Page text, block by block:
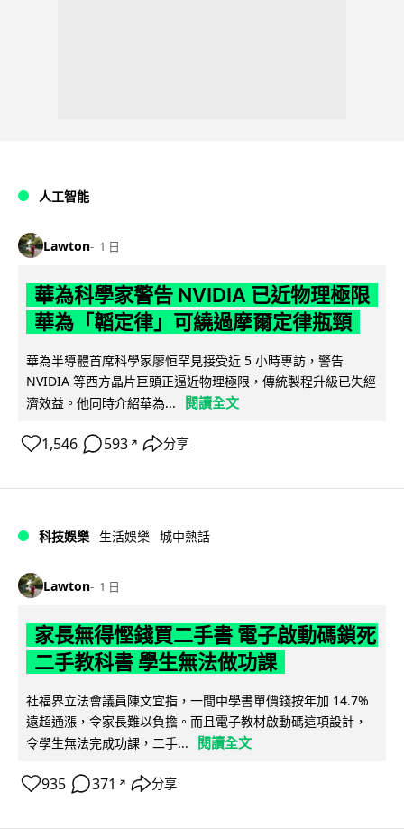
人工智能
Lawton 1 日
華為科學家警告 NVIDIA 已近物理極限
華為「韜定律」可繞過摩爾定律瓶頸
華為半導體首席科學家廖恒罕見接受近 5 小時專訪，警告
NVIDIA 等西方晶片巨頭正逼近物理極限，傳統製程升級已失經
濟效益。他同時介紹華為...
閱讀全文
1,546 593 ↗ 分享
科技娛樂 生活娛樂 城中熱話
Lawton 1 日
家長無得慳錢買二手書 電子啟動碼鎖死
二手教科書 學生無法做功課
社福界立法會議員陳文宜指，一間中學書單價錢按年加 14.7%
遠超通漲，令家長難以負擔。而且電子教材啟動碼這項設計，
令學生無法完成功課，二手...
閱讀全文
935 371 ↗ 分享